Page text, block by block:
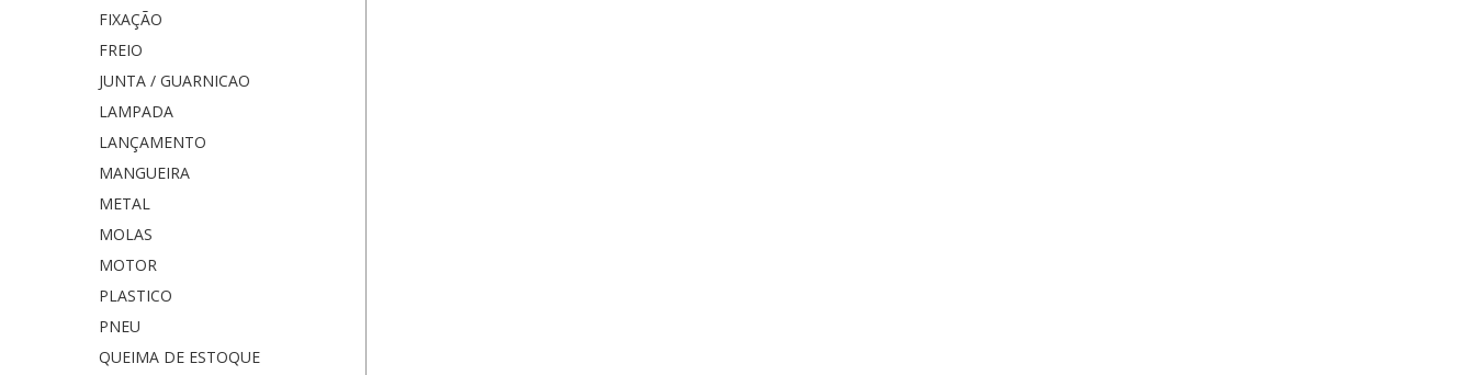
FIXAÇÃO
FREIO
JUNTA / GUARNICAO
LAMPADA
LANÇAMENTO
MANGUEIRA
METAL
MOLAS
MOTOR
PLASTICO
PNEU
QUEIMA DE ESTOQUE